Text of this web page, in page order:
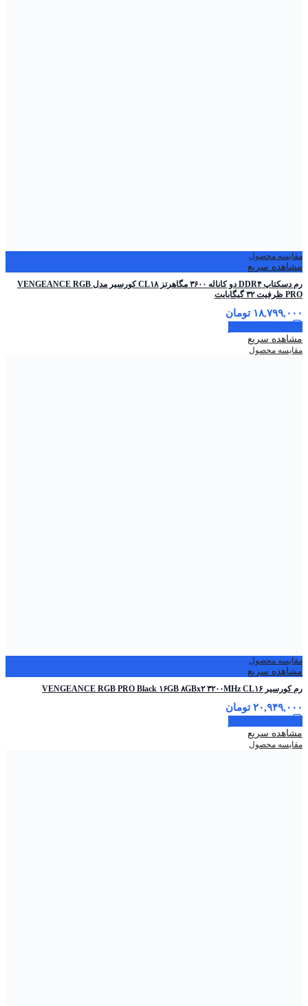
مقایسه محصول
مشاهده سریع
رم دسکتاپ DDR۴ دو کاناله ۳۶۰۰ مگاهرتز CL۱۸ کورسیر مدل VENGEANCE RGB
PRO ظرفیت ۳۲ گیگابایت
۱۸,۷۹۹,۰۰۰ تومان
مشاهده سریع
مقایسه محصول
مقایسه محصول
مشاهده سریع
رم کورسیر VENGEANCE RGB PRO Black ۱۶GB ۸GBx۲ ۳۲۰۰MHz CL۱۶
۲۰,۹۴۹,۰۰۰ تومان
مشاهده سریع
مقایسه محصول